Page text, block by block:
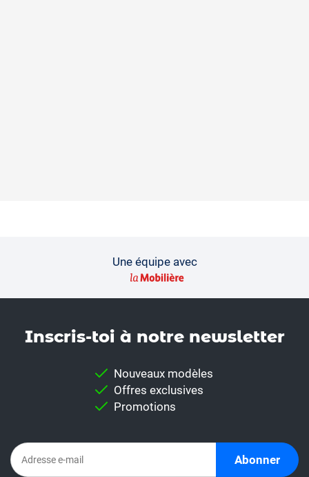
Une équipe avec
Inscris-toi à notre news­letter
Nouveaux modèles
Offres exclusives
Promotions
Abonner